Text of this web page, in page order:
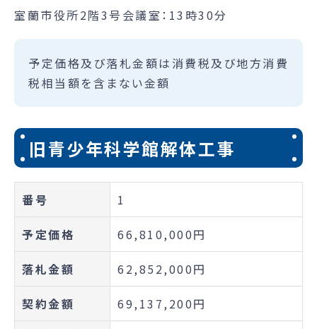
室蘭市役所2階3号会議室：13時30分
予定価格及び落札金額は消費税及び地方消費
税相当額を含まない金額
旧青少年科学館解体工事
番号 1
予定価格 66,810,000円
落札金額 62,852,000円
契約金額 69,137,200円